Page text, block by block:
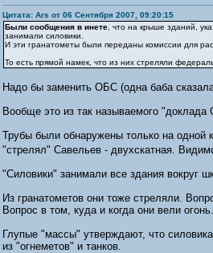
Цитата: Ars от 06 Сентября 2007, 09:20:15
Были сообщения в инете, что на крыше зданий,
занимали силовики.
И эти гранатометы были переданы комиссии для
То есть прямой намек, что из них стреляли
Надо бы заменить ОБС (одна баба
Вообще это из так называемого "доклада
Трубы были обнаружены только на одной
"стрелял" Савельев - двухскатная.
"Силовики" занимали все здания вокруг
Из гранатометов они тоже стреляли.
Вопрос в том, куда и когда они вели огонь.
Глупые "массы" утверждают, что
из "огнеметов" и танков.